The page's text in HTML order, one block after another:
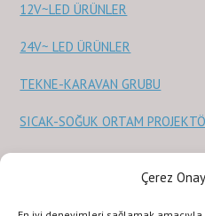
Çerez
12V~LED ÜRÜNLER
24V~ LED ÜRÜNLER
TEKNE-KARAVAN GRUBU
SICAK-SOĞUK ORTAM